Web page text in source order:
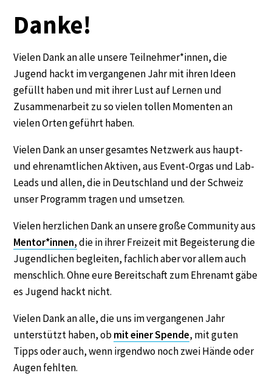
Danke!
Vielen Dank an alle unsere Teilnehmer*innen, die
Jugend hackt im vergangenen Jahr mit ihren Ideen
gefüllt haben und mit ihrer Lust auf Lernen und
Zusammenarbeit zu so vielen tollen Momenten an
vielen Orten geführt haben.
Vielen Dank an unser gesamtes Netzwerk aus haupt-
und ehrenamtlichen Aktiven, aus Event-Orgas und Lab-
Leads und allen, die in Deutschland und der Schweiz
unser Programm tragen und umsetzen.
Vielen herzlichen Dank an unsere große Community aus
Mentor*innen,die in ihrer Freizeit mit Begeisterung die
Jugendlichen begleiten, fachlich aber vor allem auch
menschlich. Ohne eure Bereitschaft zum Ehrenamt gäbe
es Jugend hackt nicht.
Vielen Dank an alle, die uns im vergangenen Jahr
unterstützt haben, obmit einer Spende, mit guten
Tipps oder auch, wenn irgendwo noch zwei Hände oder
Augen fehlten.